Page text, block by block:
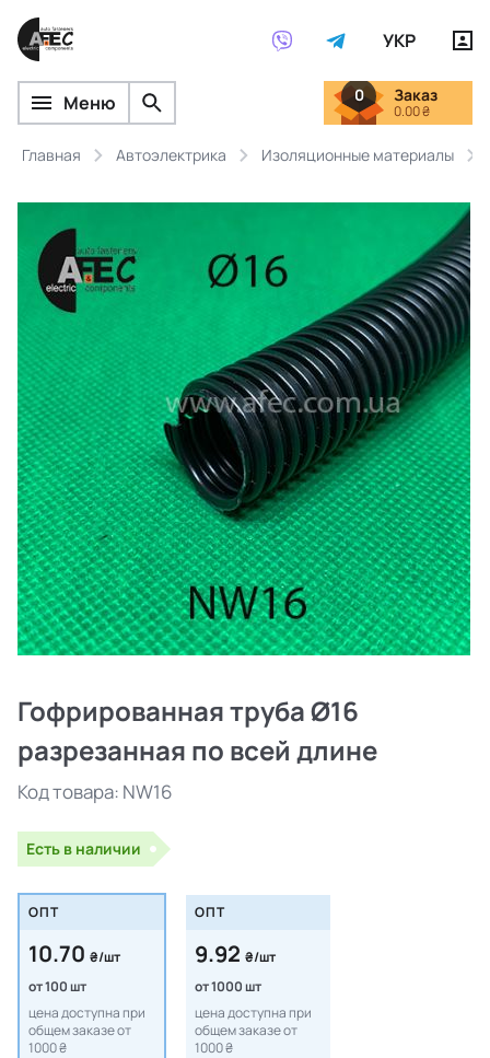
УКР
Меню 0 Заказ
0.00 ₴
Главная Автоэлектрика Изоляционные материалы
Гофрированная труба Ø16
разрезанная по всей длине
Код товара: NW16
Есть в наличии
ОПТ
10.70 ₴/шт
от 100 шт
цена доступна при
общем заказе от
1000 ₴
ОПТ
9.92 ₴/шт
от 1000 шт
цена доступна при
общем заказе от
1000 ₴